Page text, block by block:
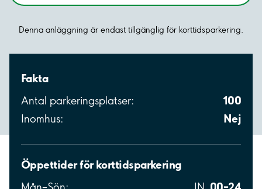
Denna anläggning är endast tillgänglig för korttidsparkering.
Fakta
Antal parkeringsplatser: 100
Inomhus: Nej
Öppettider för korttidsparkering